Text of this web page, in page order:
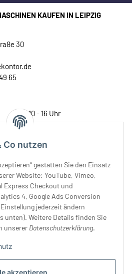
akzeptieren
Co nutzen
gestatten Sie den Einsatz
Website: YouTube, Vimeo,
Express Checkout und
4, Google Ads Conversion
jederzeit ändern
unten). Weitere Details finden Sie
unserer Datenschutzerklärung.
KAUFEN IN LEIPZIG
30
65
10 - 16 Uhr
10 - 16 Uhr
10 - 18 Uhr
10 - 14 Uhr